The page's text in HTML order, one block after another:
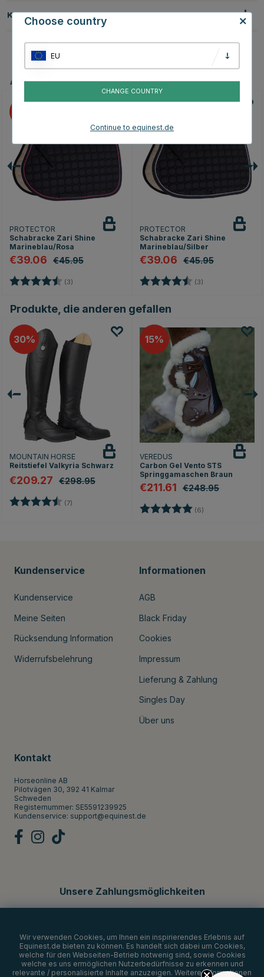
Kundenbewertungen
Andere Produkte, die Ihnen gefallen könnten
PROTECTOR
Schabracke Zari Shine
Marineblau/Rosa
€39.06 €45.95
Bewertung: (3)
PROTECTOR
Schabracke Zari Shine
Marineblau/Silber
€39.06 €45.95
Bewertung: (3)
Produkte, die anderen gefallen
30
MOUNTAIN HORSE
Reitstiefel Valkyria Schwarz
€209.27 €298.95
Bewertung: (7)
15
VEREDUS
Carbon Gel Vento STS
Springgamaschen Braun
€211.61 €248.95
Bewertung: (6)
Kundenservice
Kundenservice
Meine Seiten
Rücksendung Information
Widerrufsbelehrung
Informationen
AGB
Black Friday
Cookies
Impressum
Lieferung & Zahlung
Singles Day
Über uns
Kontakt
Horseonline AB
Pilotvägen 30, 392 41 Kalmar
Schweden
Registernummer: SE5591239925
Kundenservice: support@equinest.de
Unsere Zahlungsmöglichkeiten
Wir verwenden Cookies, um Ihnen ein inspirierendes Erlebnis auf
Equinest.de bieten zu können. Es handelt sich dabei um Cookies,
welche für den Webseiten-Betrieb notwenig sind, sowie Cookies
welche es uns ermöglichen Nutzerbedürfnisse zu erkennen und
relevante / personalisierte Inhalte anzuzeigen. Weitere Informationen
Choose country
EU
CHANGE COUNTRY
Continue to equinest.de